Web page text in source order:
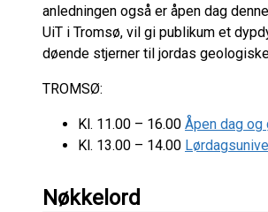
anledningen også er åpen dag
UiT i Tromsø, vil gi publikum et
døende stjerner til jordas
TROMSØ:
Kl. 11.00 – 16.00 Åpen dag
Kl. 13.00 – 14.00
Nøkkelord